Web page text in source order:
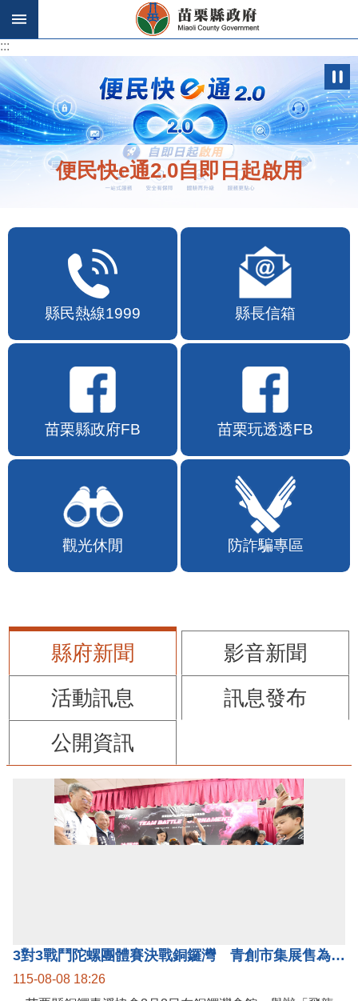
跳到主要內容區塊
:::
:::
便民快e通2.0自即日起啟用
縣民熱線1999 縣長信箱
苗栗縣政府FB 苗栗玩透透FB
觀光休閒 防詐騙專區
縣府新聞
影音新聞
活動訊息
訊息發布
公開資訊
3對3戰鬥陀螺團體賽決戰銅鑼灣 青創市集展售為父親節增添繽紛
115-08-08 18:26